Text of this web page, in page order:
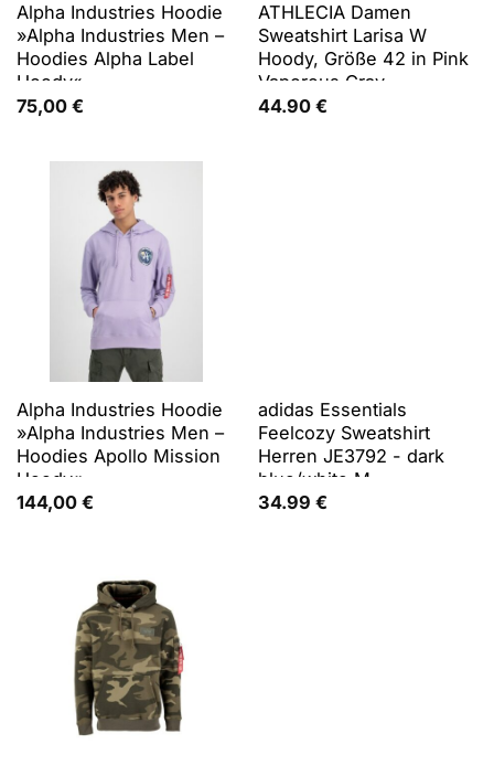
Alpha Industries Hoodie
»Alpha Industries Men –
Hoodies Alpha Label
Hoody«
75,00 €
ATHLECIA Damen
Sweatshirt Larisa W
Hoody, Größe 42 in Pink
Vaporous Gray
44.90 €
Alpha Industries Hoodie
»Alpha Industries Men –
Hoodies Apollo Mission
Hoody«
144,00 €
adidas Essentials
Feelcozy Sweatshirt
Herren JE3792 - dark
blue/white M
34.99 €